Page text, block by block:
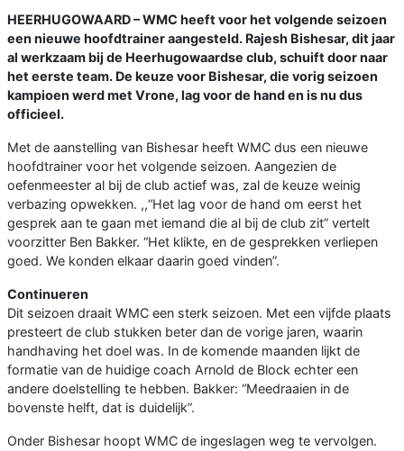
HEERHUGOWAARD – WMC heeft voor het volgende seizoen
een nieuwe hoofdtrainer aangesteld. Rajesh Bishesar, dit jaar
al werkzaam bij de Heerhugowaardse club, schuift door naar
het eerste team. De keuze voor Bishesar, die vorig seizoen
kampioen werd met Vrone, lag voor de hand en is nu dus
officieel.
Met de aanstelling van Bishesar heeft WMC dus een nieuwe
hoofdtrainer voor het volgende seizoen. Aangezien de
oefenmeester al bij de club actief was, zal de keuze weinig
verbazing opwekken. ,,“Het lag voor de hand om eerst het
gesprek aan te gaan met iemand die al bij de club zit” vertelt
voorzitter Ben Bakker. “Het klikte, en de gesprekken verliepen
goed. We konden elkaar daarin goed vinden”.
Continueren
Dit seizoen draait WMC een sterk seizoen. Met een vijfde plaats
presteert de club stukken beter dan de vorige jaren, waarin
handhaving het doel was. In de komende maanden lijkt de
formatie van de huidige coach Arnold de Block echter een
andere doelstelling te hebben. Bakker: “Meedraaien in de
bovenste helft, dat is duidelijk”.
Onder Bishesar hoopt WMC de ingeslagen weg te vervolgen.